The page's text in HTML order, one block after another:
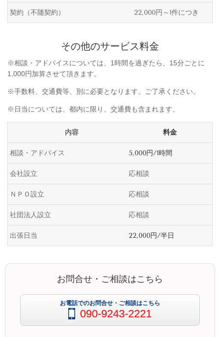
契約（不随契約） 22,000円～1件につき
その他のサービス料金
※相談・アドバイスについては、1時間を過ぎたら、15分ごとに
1,000円加算させて頂きます。
※手数料、交通費等、別に必要となります。ご了承ください。
※日当については、都内に限り、交通費も含まれます。
内容 料金
相談・アドバイス 5,000円/1時間
会社設立 応相談
ＮＰＯ設立 応相談
社団法人設立 応相談
出張日当 22,000円/半日
お問合せ・ご相談はこちら
お電話でのお問合せ・ご相談はこちら
090-9243-2221